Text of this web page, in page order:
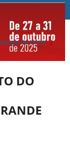
da Unisc /
DO